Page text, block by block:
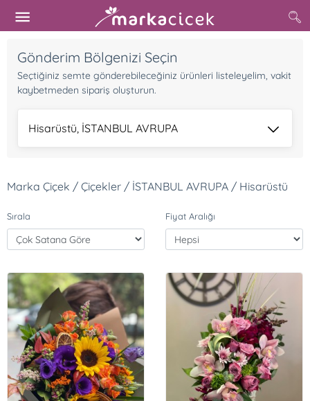
Gönderim Bölgenizi Seçin
Seçtiğiniz semte gönderebileceğiniz ürünleri listeleyelim, vakit
kaybetmeden sipariş oluşturun.
Hisarüstü, İSTANBUL AVRUPA
Marka Çiçek / Çiçekler / İSTANBUL AVRUPA / Hisarüstü
Sırala Fiyat Aralığı